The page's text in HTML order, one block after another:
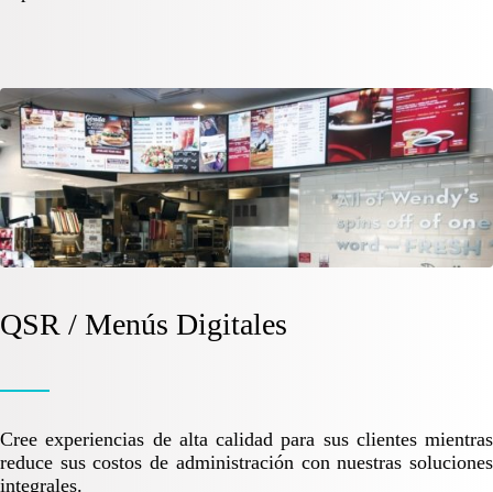
QSR / Menús Digitales
Cree experiencias de alta calidad para sus clientes mientras
reduce sus costos de administración con nuestras soluciones
integrales.